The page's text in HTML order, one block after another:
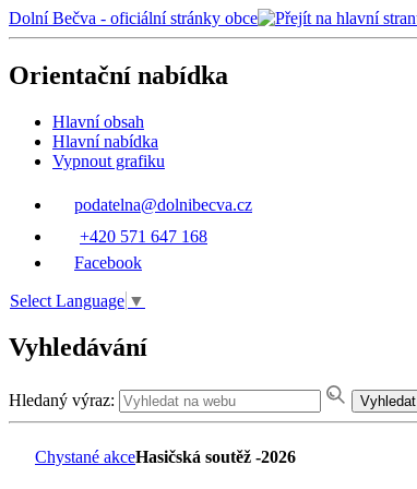
Dolní Bečva - oficiální stránky obce
Orientační nabídka
Hlavní obsah
Hlavní nabídka
Vypnout grafiku
podatelna@dolnibecva.cz
+420 571 647 168
Facebook
Select Language ▼
Vyhledávání
Hledaný výraz: Vyhledat
Chystané akceHasičská soutěž -2026